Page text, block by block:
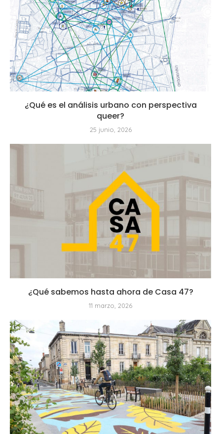
¿Qué es el análisis urbano con perspectiva
queer?
25 junio, 2026
¿Qué sabemos hasta ahora de Casa 47?
11 marzo, 2026